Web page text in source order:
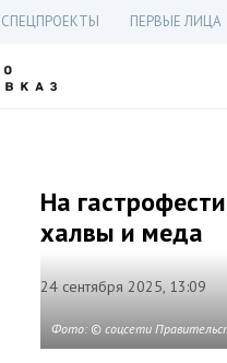
СПЕЦПРОЕКТЫ ПЕРВЫЕ ЛИЦА
На
халвы и меда
24 сентября 2025, 13:09
Фото: © соцсети